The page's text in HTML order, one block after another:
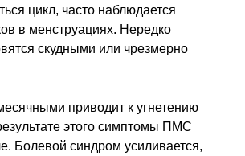
цикл, часто наблюдается
в менструациях. Нередко
скудными или чрезмерно
приводит к угнетению
этого симптомы ПМС
Болевой синдром усиливается,